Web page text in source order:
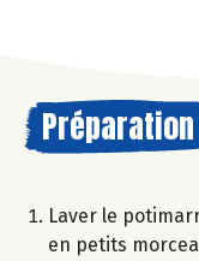
Préparation
Laver le
en petits